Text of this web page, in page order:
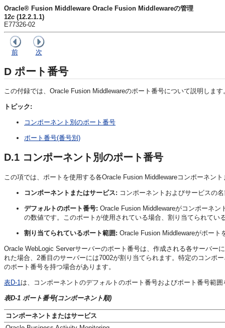
Oracle® Fusion Middleware Oracle Fusion Middlewareの管理
12c (12.2.1.1)
E77326-02
前 次
D ポート番号
この付録では、Oracle Fusion Middlewareのポート番号について説明します
トピック:
コンポーネント別のポート番号
ポート番号(番号別)
D.1 コンポーネント別のポート番号
この項では、ポートを使用する各Oracle Fusion Middlewareコンポーネン
コンポーネントまたはサービス: コンポーネントおよびサービスの
デフォルトのポート番号: Oracle Fusion Middlewareがコンポーネ
の数値です。このポートが使用されている場合、割り当てられて
割り当てられているポート範囲: Oracle Fusion Middlewareがポート
Oracle WebLogic Serverサーバーのポート番号は、作成される各サーバー
れた場合、2番目のサーバーには7002が割り当てられます。特定のコンポ
のポート番号を持つ場合があります。
表D-1 は、コンポーネントのデフォルトのポート番号およびポート番号範
表D-1 ポート番号(コンポーネント順)
コンポーネントまたはサービス